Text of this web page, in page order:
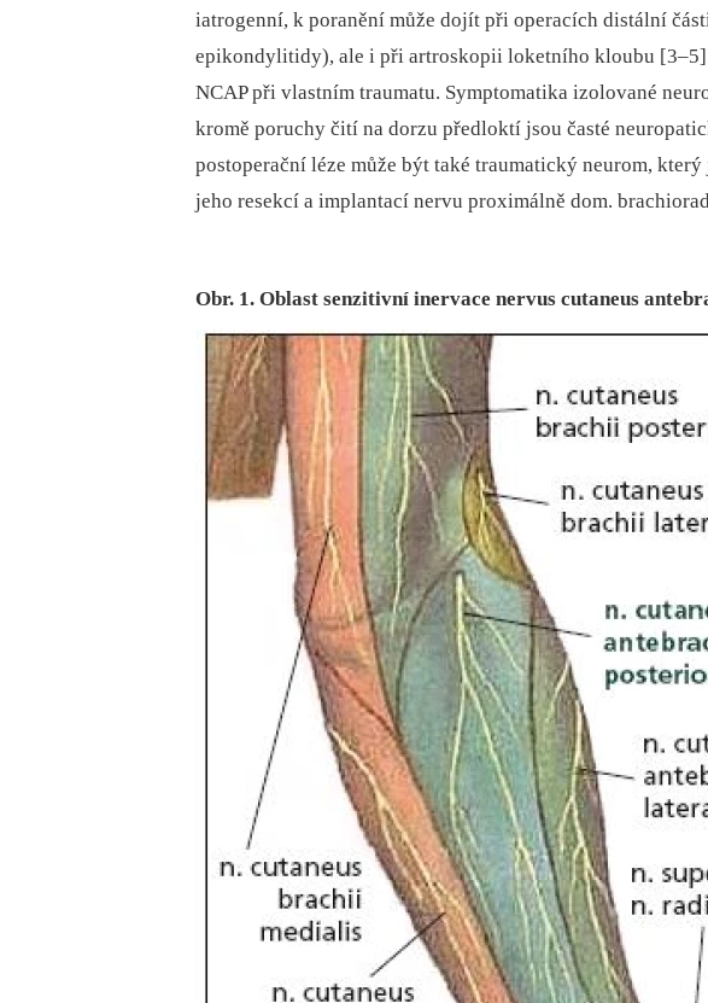
iatrogenní, k poranění může dojít při operacích distální
epikondylitidy), ale i při artroskopii loketního kloubu
NCAP při vlastním traumatu. Symptomatika izolované
kromě poruchy čití na dorzu předloktí jsou časté
postoperační léze může být také traumatický neurom,
jeho resekcí a implantací nervu proximálně dom.
Obr. 1. Oblast senzitivní inervace nervus cutaneus